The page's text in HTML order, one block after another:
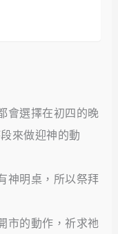
會選擇在初四的晚
來做迎神的動
神明桌，所以祭拜
市的動作，祈求祂